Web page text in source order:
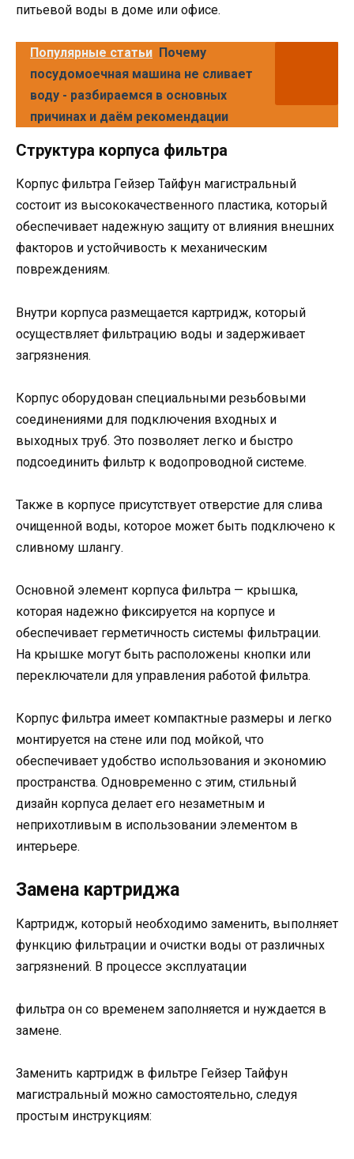
питьевой воды в доме или офисе.
Популярные статьи Почему
посудомоечная машина не сливает
воду - разбираемся в основных
причинах и даём рекомендации
Структура корпуса фильтра
Корпус фильтра Гейзер Тайфун магистральный
состоит из высококачественного пластика, который
обеспечивает надежную защиту от влияния внешних
факторов и устойчивость к механическим
повреждениям.
Внутри корпуса размещается картридж, который
осуществляет фильтрацию воды и задерживает
загрязнения.
Корпус оборудован специальными резьбовыми
соединениями для подключения входных и
выходных труб. Это позволяет легко и быстро
подсоединить фильтр к водопроводной системе.
Также в корпусе присутствует отверстие для слива
очищенной воды, которое может быть подключено к
сливному шлангу.
Основной элемент корпуса фильтра — крышка,
которая надежно фиксируется на корпусе и
обеспечивает герметичность системы фильтрации.
На крышке могут быть расположены кнопки или
переключатели для управления работой фильтра.
Корпус фильтра имеет компактные размеры и легко
монтируется на стене или под мойкой, что
обеспечивает удобство использования и экономию
пространства. Одновременно с этим, стильный
дизайн корпуса делает его незаметным и
неприхотливым в использовании элементом в
интерьере.
Замена картриджа
Картридж, который необходимо заменить, выполняет
функцию фильтрации и очистки воды от различных
загрязнений. В процессе эксплуатации
фильтра он со временем заполняется и нуждается в
замене.
Заменить картридж в фильтре Гейзер Тайфун
магистральный можно самостоятельно, следуя
простым инструкциям: